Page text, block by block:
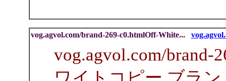
vog.agvol.com/brand-269-c0.htmlOff-White...
vog.agvol.com/brand-